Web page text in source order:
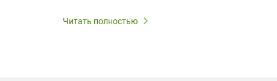
Читать полностью